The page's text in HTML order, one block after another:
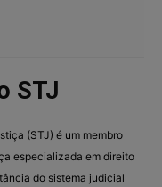
STJ
(STJ) é um membro
especializada em direito
do sistema judicial